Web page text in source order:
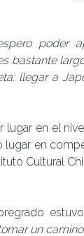
poder
bastante
llegar a
en el
lugar en
Cultural
un